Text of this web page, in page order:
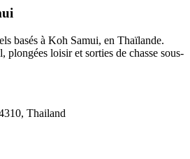
basés à Koh Samui, en Thaïlande.
plongées loisir et sorties de chasse sous-
Thailand